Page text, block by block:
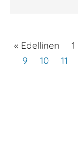
« Edellinen 1
9
10 11